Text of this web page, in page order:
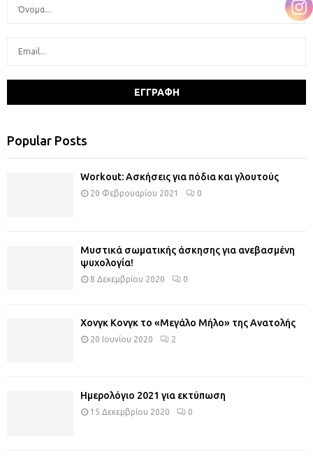
Popular Posts
Workout: Ασκήσεις για πόδια και γλουτούς
20 Φεβρουαρίου 2021 0
Μυστικά σωματικής άσκησης για ανεβασμένη
ψυχολογία!
8 Δεκεμβρίου 2020 0
Χονγκ Κονγκ το «Μεγάλο Μήλο» της Ανατολής
20 Ιουνίου 2020 2
Ημερολόγιο 2021 για εκτύπωση
15 Δεκεμβρίου 2020 0